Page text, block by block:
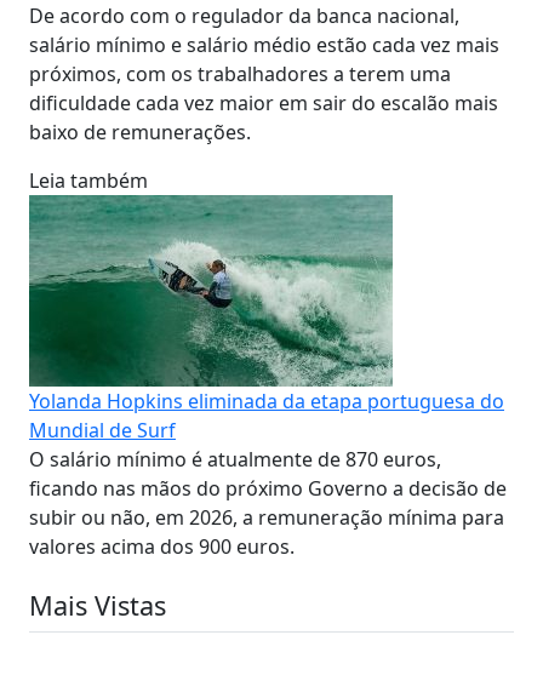
De acordo com o regulador da banca nacional,
salário mínimo e salário médio estão cada vez mais
próximos, com os trabalhadores a terem uma
dificuldade cada vez maior em sair do escalão mais
baixo de remunerações.
Leia também
Yolanda Hopkins eliminada da etapa portuguesa do
Mundial de Surf
O salário mínimo é atualmente de 870 euros,
ficando nas mãos do próximo Governo a decisão de
subir ou não, em 2026, a remuneração mínima para
valores acima dos 900 euros.
Mais Vistas